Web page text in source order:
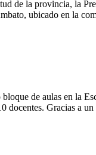
de la provincia, la
ubicado en la
de aulas en la
docentes. Gracias a